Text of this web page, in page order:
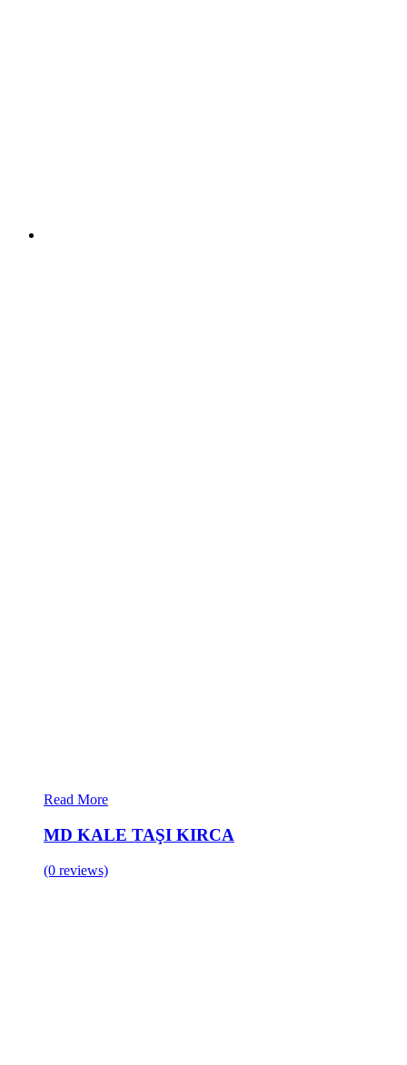
Read More
MD KALE TAŞI KIRCA
(0 reviews)